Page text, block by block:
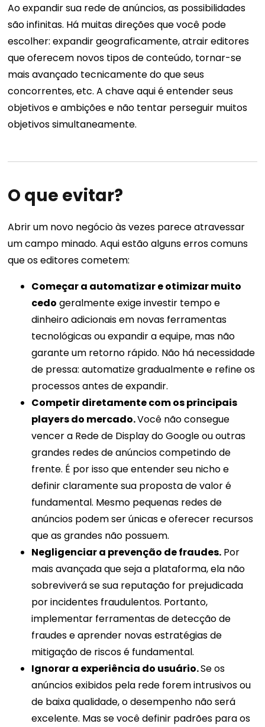
Ao expandir sua rede de anúncios, as possibilidades
são infinitas. Há muitas direções que você pode
escolher: expandir geograficamente, atrair editores
que oferecem novos tipos de conteúdo, tornar-se
mais avançado tecnicamente do que seus
concorrentes, etc. A chave aqui é entender seus
objetivos e ambições e não tentar perseguir muitos
objetivos simultaneamente.
O que evitar?
Abrir um novo negócio às vezes parece atravessar
um campo minado. Aqui estão alguns erros comuns
que os editores cometem:
Começar a automatizar e otimizar muito
cedo geralmente exige investir tempo e
dinheiro adicionais em novas ferramentas
tecnológicas ou expandir a equipe, mas não
garante um retorno rápido. Não há necessidade
de pressa: automatize gradualmente e refine os
processos antes de expandir.
Competir diretamente com os principais
players do mercado.Você não consegue
vencer a Rede de Display do Google ou outras
grandes redes de anúncios competindo de
frente. É por isso que entender seu nicho e
definir claramente sua proposta de valor é
fundamental. Mesmo pequenas redes de
anúncios podem ser únicas e oferecer recursos
que as grandes não possuem.
Negligenciar a prevenção de fraudes. Por
mais avançada que seja a plataforma, ela não
sobreviverá se sua reputação for prejudicada
por incidentes fraudulentos. Portanto,
implementar ferramentas de detecção de
fraudes e aprender novas estratégias de
mitigação de riscos é fundamental.
Ignorar a experiência do usuário.Se os
anúncios exibidos pela rede forem intrusivos ou
de baixa qualidade, o desempenho não será
excelente. Mas se você definir padrões para os